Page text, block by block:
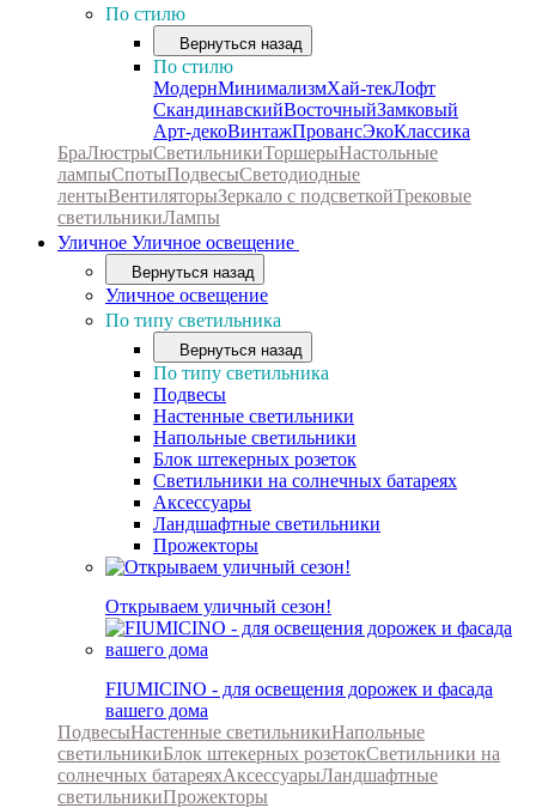
По стилю
Вернуться назад
По стилю
МодернМинимализмХай-текЛофт
СкандинавскийВосточныйЗамковый
Арт-декоВинтажПровансЭкоКлассика
БраЛюстрыСветильникиТоршерыНастольные
лампыСпотыПодвесыСветодиодные
лентыВентиляторыЗеркало с подсветкойТрековые
светильникиЛампы
Уличное Уличное освещение
Вернуться назад
Уличное освещение
По типу светильника
Вернуться назад
По типу светильника
Подвесы
Настенные светильники
Напольные светильники
Блок штекерных розеток
Светильники на солнечных батареях
Аксессуары
Ландшафтные светильники
Прожекторы
Открываем уличный сезон!
FIUMICINO - для освещения дорожек и фасада
вашего дома
ПодвесыНастенные светильникиНапольные
светильникиБлок штекерных розетокСветильники на
солнечных батареяхАксессуарыЛандшафтные
светильникиПрожекторы